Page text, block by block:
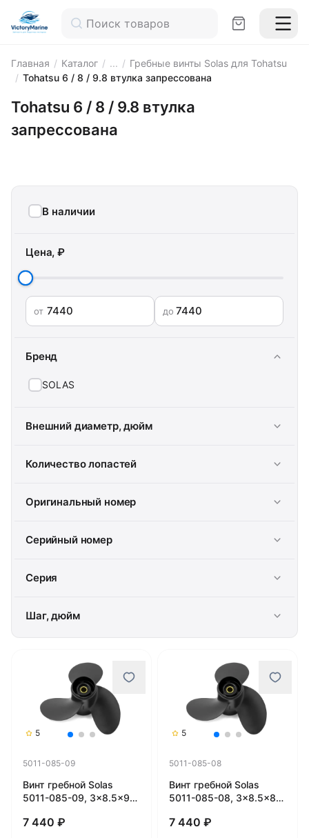
Главная / Каталог / ... / Гребные винты Solas для Tohatsu
/ Tohatsu 6 / 8 / 9.8 втулка запрессована
Tohatsu 6 / 8 / 9.8 втулка
запрессована
В наличии
Цена, ₽
от до
Бренд
SOLAS
Внешний диаметр, дюйм
Количество лопастей
Оригинальный номер
Серийный номер
Серия
Шаг, дюйм
5
5011-085-09
Винт гребной Solas
5011-085-09, 3x8.5x9
7 440 ₽
5
5011-085-08
Винт гребной Solas
5011-085-08, 3x8.5x8
7 440 ₽